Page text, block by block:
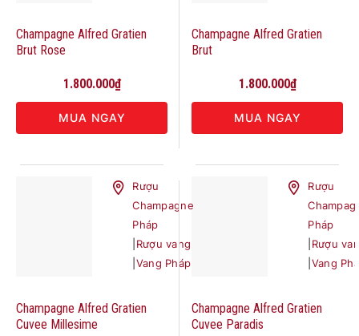
Champagne Alfred Gratien
Brut Rose
1.800.000₫
MUA NGAY
Champagne Alfred Gratien
Brut
1.800.000₫
MUA NGAY
Rượu
Champagne
Pháp
Rượu vang
Vang Pháp
Champagne Alfred Gratien
Cuvee Millesime
Rượu
Pháp
Rượu
Vang
Champagne Alfred Gratien
Cuvee Paradis